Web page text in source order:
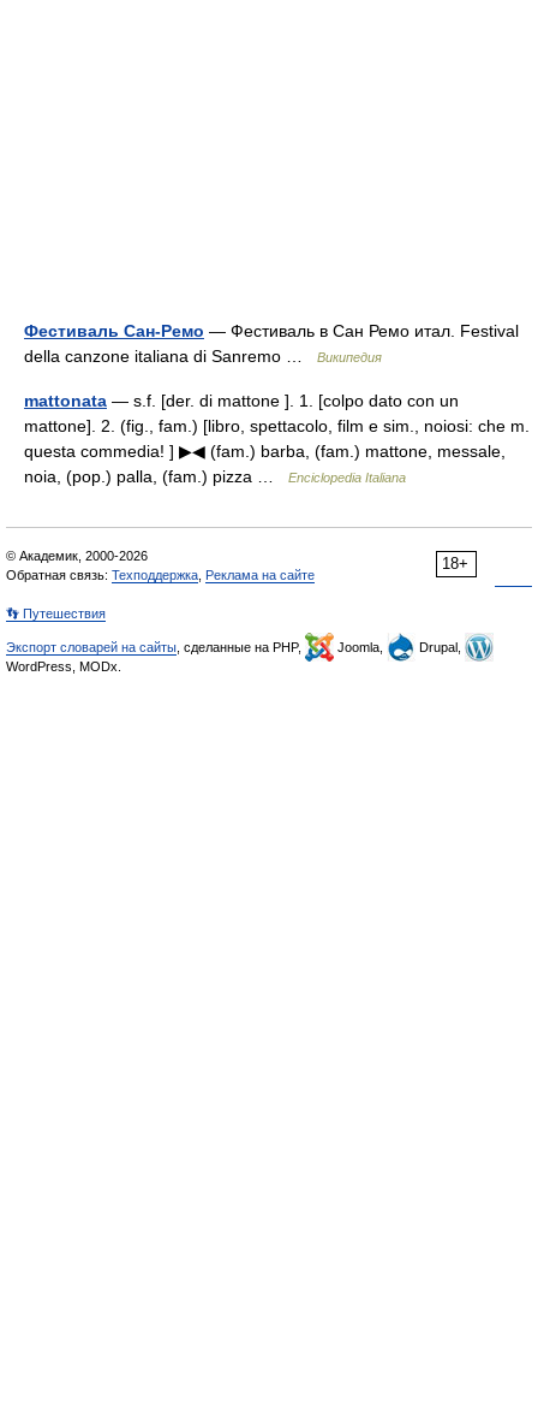
Фестиваль Сан-Ремо — Фестиваль в Сан Ремо итал. Festival
della canzone italiana di Sanremo …
Википедия
mattonata — s.f. [der. di mattone ]. 1. [colpo dato con un
mattone]. 2. (fig., fam.) [libro, spettacolo, film e sim., noiosi: che m.
questa commedia! ] ▶◀ (fam.) barba, (fam.) mattone, messale,
noia, (pop.) palla, (fam.) pizza …
Enciclopedia Italiana
18+
© Академик, 2000-2026
Обратная связь: Техподдержка Реклама на сайте
👣 Путешествия
Экспорт словарей на сайты , сделанные на PHP, Joomla,
Drupal,
WordPress, MODx.